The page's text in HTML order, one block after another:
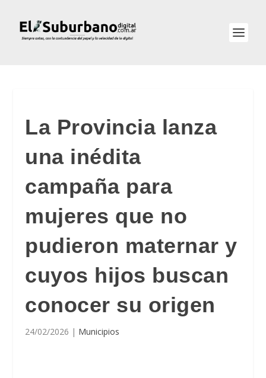
La Provincia lanza
una inédita
campaña para
mujeres que no
pudieron maternar y
cuyos hijos buscan
conocer su origen
24/02/2026 | Municipios